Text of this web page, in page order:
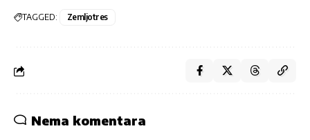
TAGGED: Zemljotres
Nema komentara